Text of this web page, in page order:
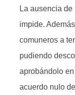
La ausencia
impide.
comuneros a
pudiendo
aprobándolo
acuerdo nulo